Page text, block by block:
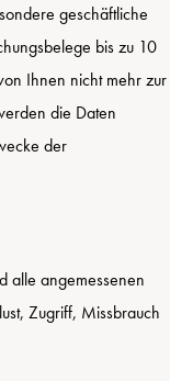
geschäftliche
bis zu 10
Ihnen nicht mehr zur
die Daten
der
alle angemessenen
Zugriff, Missbrauch